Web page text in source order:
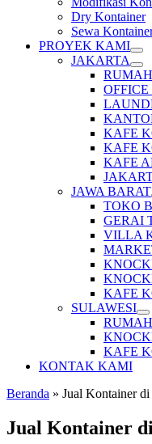
Dry Kontainer
Sewa
PROYEK KAMI
JAKARTA
KAFE
KAFE
KAFE
JAWA BARAT
TOKO
GERAI
VILLA
KAFE
SULAWESI
KAFE
KONTAK KAMI
Beranda » Jual Kontainer
Jual Kontainer